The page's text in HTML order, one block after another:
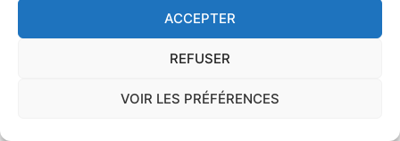
ACCEPTER
REFUSER
VOIR LES PRÉFÉRENCES
Le risque Radon
zone deconcentration de radon de 3